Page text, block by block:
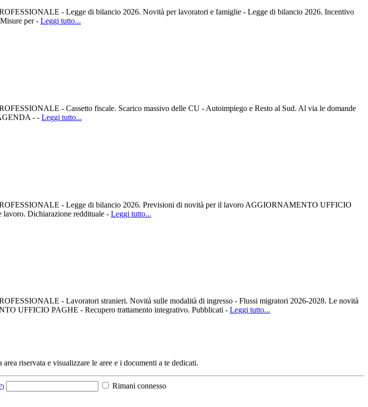
- Legge di bilancio 2026. Novità per lavoratori e famiglie - Legge di bilancio 2026. Incentivo
per - Leggi tutto...
- Cassetto fiscale. Scarico massivo delle CU - Autoimpiego e Resto al Sud. Al via le domande
- - Leggi tutto...
- Legge di bilancio 2026. Previsioni di novità per il lavoro AGGIORNAMENTO UFFICIO
Dichiarazione reddituale - Leggi tutto...
- Lavoratori stranieri. Novità sulle modalità di ingresso - Flussi migratori 2026-2028. Le novità
UFFICIO PAGHE - Recupero trattamento integrativo. Pubblicati - Leggi tutto...
riservata e visualizzare le aree e i documenti a te dedicati.
) Rimani connesso